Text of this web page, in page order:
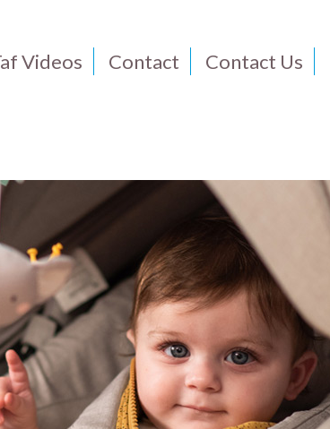
Videos Contact Contact Us